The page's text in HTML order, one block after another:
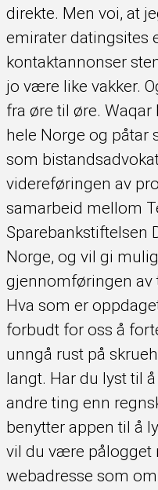
direkte. Men voi, at
emirater datingsites
kontaktannonser
jo være like vakker.
fra øre til øre.
hele Norge og påtar
som
videreføringen av
samarbeid mellom
Sparebankstiftelsen
Norge, og vil gi
gjennomføringen av
Hva som er
forbudt for oss å
unngå rust på
langt. Har du lyst til
andre ting enn
benytter appen til å
vil du være pålogget
webadresse som